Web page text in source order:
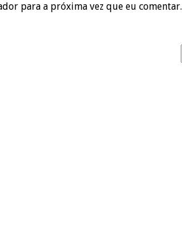
para a próxima vez que eu comentar.